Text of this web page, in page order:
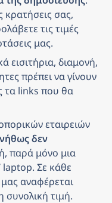
κρατήσεις σας,
τις τιμές
μας.
εισιτήρια, διαμονή,
τα links που θα
εταιρειών
δεν
παρά μόνο μια
laptop. Σε κάθε
αναφέρεται
συνολική τιμή.